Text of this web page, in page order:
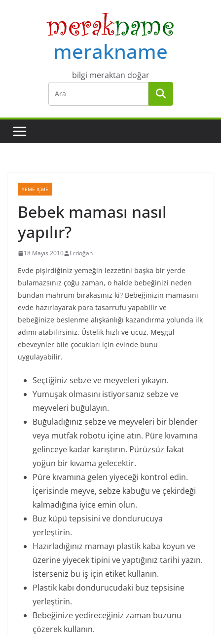
merakname
bilgi meraktan doğar
YEME İÇME
Bebek maması nasıl
yapılır?
18 Mayıs 2010 Erdoğan
Evde pişirdiğiniz yemeğin lezzetini başka bir yerde
bulamazsınız çoğu zaman, o halde bebeğinizi neden
bundan mahrum bırakasınız ki? Bebeğinizin mamasını
evde hazırlayarak para tasarrufu yapabilir ve
bebeğinize beslenme alışkanlığı kazandırma yolunda ilk
adımı atabilirsiniz. Üstelik hızlı ve ucuz. Meşgul
ebeveynler bile çocukları için evinde bunu
uygulayabilir.
Seçtiğiniz sebze ve meyveleri yıkayın.
Yumuşak olmasını istiyorsanız sebze ve
meyveleri buğulayın.
Buğuladığınız sebze ve meyveleri bir blender
veya mutfak robotu içine atın. Püre kıvamına
gelinceye kadar karıştırın. Pürüzsüz fakat
yoğun bir kıvama gelecektir.
Püre kıvamına gelen yiyeceği kontrol edin.
İçerisinde meyve, sebze kabuğu ve çekirdeği
kalmadığına iyice emin olun.
Buz küpü tepsisini ve dondurucuya
yerleştirin.
Hazırladığınız mamayı plastik kaba koyun ve
üzerine yiyecek tipini ve yaptığınız tarihi yazın.
İsterseniz bu iş için etiket kullanın.
Plastik kabı dondurucudaki buz tepsisine
yerleştirin.
Bebeğinize yedireceğiniz zaman buzunu
çözerek kullanın.